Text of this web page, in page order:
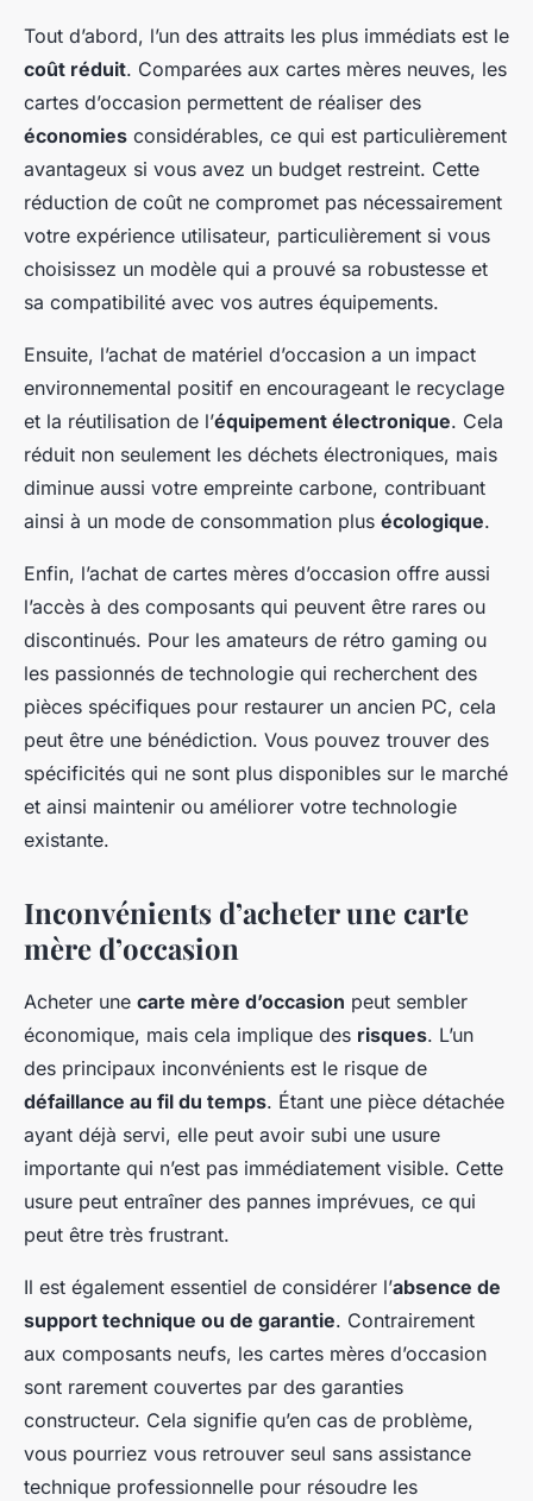
Tout d’abord, l’un des attraits les plus immédiats est le
coût réduit. Comparées aux cartes mères neuves, les
cartes d’occasion permettent de réaliser des
économies considérables, ce qui est particulièrement
avantageux si vous avez un budget restreint. Cette
réduction de coût ne compromet pas nécessairement
votre expérience utilisateur, particulièrement si vous
choisissez un modèle qui a prouvé sa robustesse et
sa compatibilité avec vos autres équipements.
Ensuite, l’achat de matériel d’occasion a un impact
environnemental positif en encourageant le recyclage
et la réutilisation de l’équipement électronique. Cela
réduit non seulement les déchets électroniques, mais
diminue aussi votre empreinte carbone, contribuant
ainsi à un mode de consommation plus écologique.
Enfin, l’achat de cartes mères d’occasion offre aussi
l’accès à des composants qui peuvent être rares ou
discontinués. Pour les amateurs de rétro gaming ou
les passionnés de technologie qui recherchent des
pièces spécifiques pour restaurer un ancien PC, cela
peut être une bénédiction. Vous pouvez trouver des
spécificités qui ne sont plus disponibles sur le marché
et ainsi maintenir ou améliorer votre technologie
existante.
Inconvénients d’acheter une carte
mère d’occasion
Acheter une carte mère d’occasion peut sembler
économique, mais cela implique des risques. L’un
des principaux inconvénients est le risque de
défaillance au fil du temps. Étant une pièce détachée
ayant déjà servi, elle peut avoir subi une usure
importante qui n’est pas immédiatement visible. Cette
usure peut entraîner des pannes imprévues, ce qui
peut être très frustrant.
Il est également essentiel de considérer l’absence de
support technique ou de garantie. Contrairement
aux composants neufs, les cartes mères d’occasion
sont rarement couvertes par des garanties
constructeur. Cela signifie qu’en cas de problème,
vous pourriez vous retrouver seul sans assistance
technique professionnelle pour résoudre les